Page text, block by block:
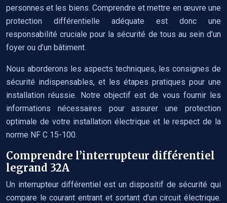
personnes et les biens. Comprendre et mettre en œuvre une
protection différentielle adéquate est donc une
responsabilité cruciale pour la sécurité de tous au sein d’un
foyer ou d’un bâtiment.
Nous aborderons les aspects techniques, les consignes de
sécurité indispensables, et les étapes pratiques pour une
installation réussie. Notre objectif est de vous fournir les
informations nécessaires pour assurer une protection
optimale de votre installation électrique et le respect de la
norme NF C 15-100.
Comprendre l’interrupteur différentiel
legrand 32A
Un interrupteur différentiel est un dispositif de sécurité qui
compare le courant entrant et sortant d’un circuit électrique.